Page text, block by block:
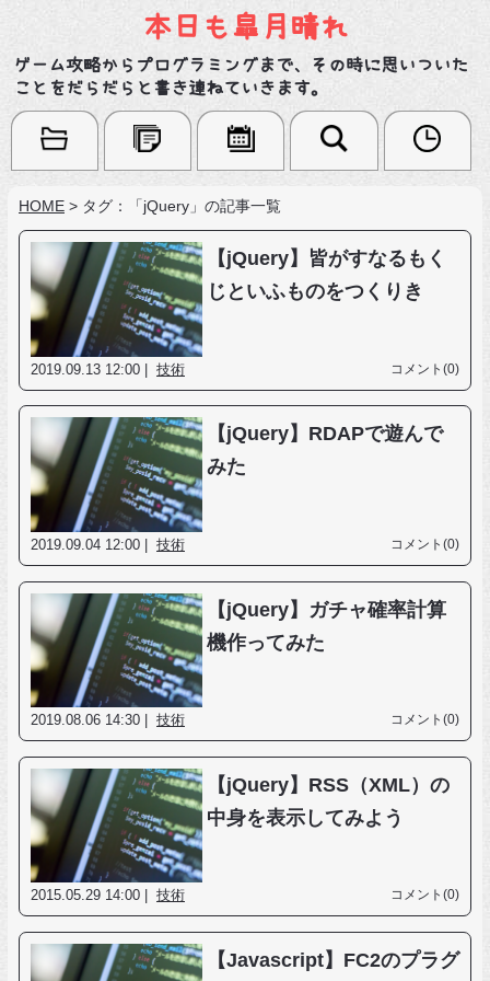
本日も皐月晴れ
ゲーム攻略からプログラミングまで、その時に思いついた
ことをだらだらと書き連ねていきます。
HOME > タグ：「jQuery」の記事一覧
【jQuery】皆がすなるもく
じといふものをつくりき
2019.09.13 12:00 | 技術 コメント(0)
【jQuery】RDAPで遊んで
みた
2019.09.04 12:00 | 技術 コメント(0)
【jQuery】ガチャ確率計算
機作ってみた
2019.08.06 14:30 | 技術 コメント(0)
【jQuery】RSS（XML）の
中身を表示してみよう
2015.05.29 14:00 | 技術 コメント(0)
【Javascript】FC2のプラグ